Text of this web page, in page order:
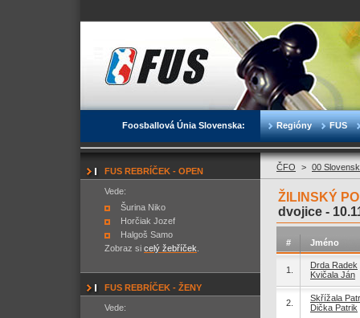
Foosballová Únia Slovenska: Regióny FUS
FUS REBRÍČEK - OPEN
Vede:
Šurina Niko
Horčiak Jozef
Halgoš Samo
Zobraz si celý žebříček
FUS REBRÍČEK - ŽENY
Vede:
ČFO > 00
ŽILINSKÝ
dvojice -
# Jméno
1.
Drda Radek
Kvičala Ján
2.
Skřížala
Dička Patrik